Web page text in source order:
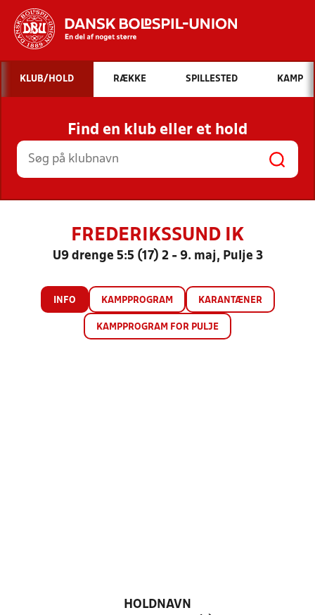
Hvad vil du søge efter?
INDHOLD OG NYHEDER
STILLINGER, RESULTATER, KLUBBER OG
HOLD
KLUB/HOLD RÆKKE SPILLESTED KAMP
Find en klub eller et hold
FREDERIKSSUND IK
U9 drenge 5:5 (17) 2 - 9. maj, Pulje 3
INFO KAMPPROGRAM KARANTÆNER
KAMPPROGRAM FOR PULJE
HOLDNAVN